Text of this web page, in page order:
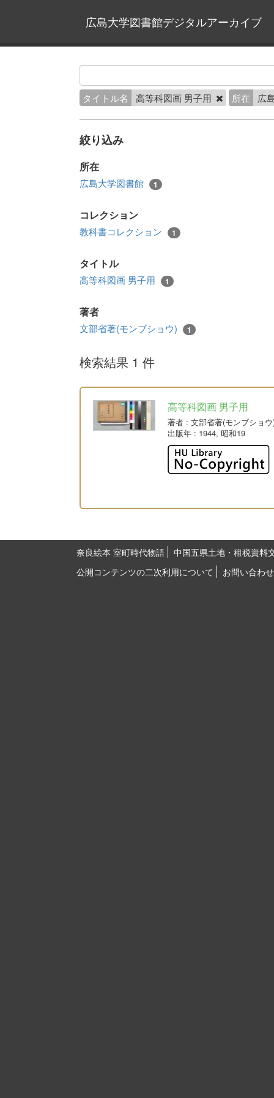
広島大学図書館デジタルアーカイブ
タイトル名 高等科図画 男子用 所在 広
絞り込み
所在
広島大学図書館 1
コレクション
教科書コレクション 1
タイトル
高等科図画 男子用 1
著者
文部省著(モンブショウ) 1
検索結果 1 件
高等科図画 男子用
著者 : 文部省著(モンブショ
出版年 : 1944, 昭和19
奈良絵本 室町時代物語
中国五県土地・租税資料
公開コンテンツの二次利用について
お問い合わせ